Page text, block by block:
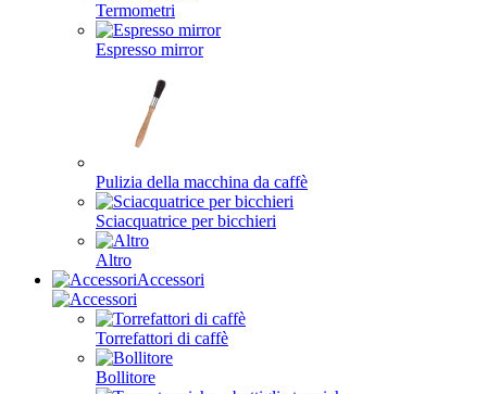
Termometri
Espresso mirror
Pulizia della macchina da caffè
Sciacquatrice per bicchieri
Altro
Accessori
Torrefattori di caffè
Bollitore